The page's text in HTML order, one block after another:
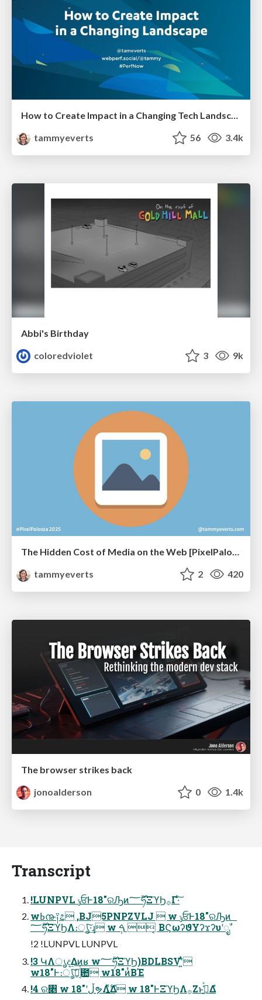
How to Create Impact in a Changing Tech Landscape [PerfNow 2023]
tammyeverts
56 3.4k
Abbi's Birthday
coloredviolet
3 9k
The Hidden Cost of Media on the Web [PixelPalooza 2025]
tammyeverts
2 420
The browser strikes back
jonoalderson
0 1.4k
Transcript
!LUNPVL ݸਓͰ18"ରԠͷ࣌ؒ؅ཧΞϓϦ࡞Γ·ͨ͠
wߕ൹༑೭ ,BJ5PNPZVLJ  w ݸਓͰ18"ରԠͷ
࣌ؒ؅ཧΞϓϦΛ։ൃ͍ͯ͠·͢ɻ w ࠓ݄  ͔ΒϚωʔϑΥʔϫʔυʹೖࣾ
!2 !LUNPVL LUNPVL
!3 ԿΛൃද͢Δͷʁ w࣌ؒ؅ཧΞϓϦ)BDLBSVʹ͍ͭͯ
w18"Ͱ։ൃͯ͠ྑ͔ͬͨ఺ w18"ͷͭΒΈ
!4 ର৅ w 18"ʹڵຯΛ͍࣋ͬͯΔํ w 18"ͰΞϓϦΛ࡞Ζ͏ͱߟ͍͑ͯΔํ